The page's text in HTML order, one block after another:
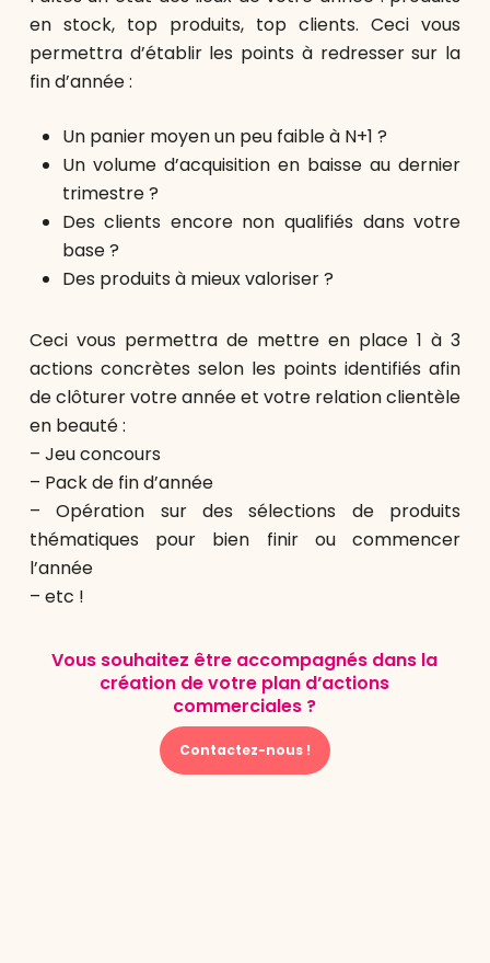
en stock, top produits, top clients. Ceci vous
permettra d’établir les points à redresser sur la
fin d’année :
Un panier moyen un peu faible à N+1 ?
Un volume d’acquisition en baisse au dernier
trimestre ?
Des clients encore non qualifiés dans votre
base ?
Des produits à mieux valoriser ?
Ceci vous permettra de mettre en place 1 à 3
actions concrètes selon les points identifiés afin
de clôturer votre année et votre relation clientèle
en beauté :
– Jeu concours
– Pack de fin d’année
– Opération sur des sélections de produits
thématiques pour bien finir ou commencer
l’année
– etc !
Vous souhaitez être accompagnés dans la
création de votre plan d’actions
commerciales ?
Contactez-nous !